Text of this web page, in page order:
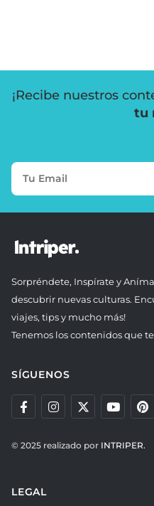
¡Recibe nuestros
tu
Sorpréndete, Inspírate y
descubrir nuevas culturas.
viajes, tips y mucho más!
Tenemos los contenidos que
SÍGUENOS
© 2025 realizado por INTRIPER.
LEGAL